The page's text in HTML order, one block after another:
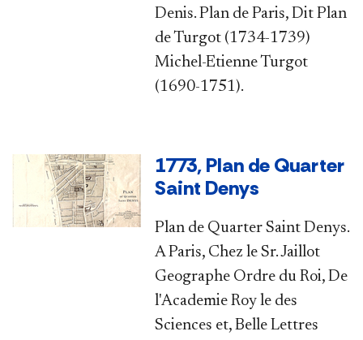
Denis. Plan de Paris, Dit Plan
de Turgot (1734-1739)
Michel-Etienne Turgot
(1690-1751). ​
1773, Plan de Quarter
Saint Denys
Plan de Quarter Saint Denys.
A Paris, Chez le Sr. Jaillot
Geographe Ordre du Roi, De
l'Academie Roy le des
Sciences et, Belle Lettres